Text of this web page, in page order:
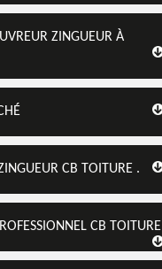
ZINGUEUR À
CB TOITURE .
CB TOITURE